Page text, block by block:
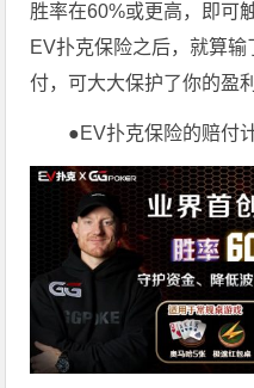
胜率在60%或更高，即可
EV扑克保险之后，就算
付，可大大保护了你的盈利
●EV扑克保险的赔付